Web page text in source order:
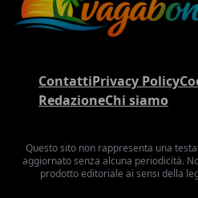
ContattiPrivacy Policy
RedazioneChi siamo
Questo sito non rappresenta una
aggiornato senza alcuna periodicità.
prodotto editoriale ai sensi della